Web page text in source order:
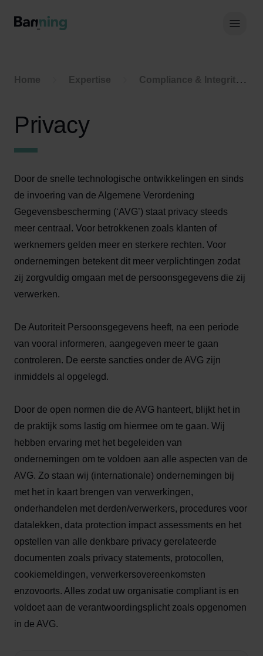
Home Expertise Compliance & Integriteit
Privacy
Door de snelle technologische ontwikkelingen en sinds
de invoering van de Algemene Verordening
Gegevensbescherming (‘AVG’) staat privacy steeds
meer centraal. Voor betrokkenen zoals klanten of
werknemers gelden meer en sterkere rechten. Voor
ondernemingen betekent dit meer verplichtingen zodat
zij zorgvuldig omgaan met de persoonsgegevens die zij
verwerken.
De Autoriteit Persoonsgegevens heeft, na een periode
van vooral informeren, aangegeven meer te gaan
controleren. De eerste sancties onder de AVG zijn
inmiddels al opgelegd.
Door de open normen die de AVG hanteert, blijkt het in
de praktijk soms lastig om hiermee om te gaan. Wij
hebben ervaring met het begeleiden van
ondernemingen om te voldoen aan alle aspecten van de
AVG. Zo staan wij (internationale) ondernemingen bij
met het in kaart brengen van verwerkingen,
onderhandelen met derden/verwerkers, procedures voor
datalekken, data protection impact assessments en het
opstellen van alle denkbare privacy gerelateerde
documenten zoals privacy statements, protocollen,
cookiemeldingen, verwerkersovereenkomsten
enzovoorts. Alles zodat uw organisatie compliant is en
voldoet aan de verantwoordingsplicht zoals opgenomen
in de AVG.